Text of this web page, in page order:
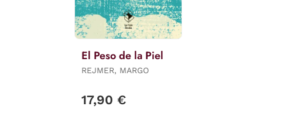
El Peso de la Piel
REJMER, MARGO
17,90 €